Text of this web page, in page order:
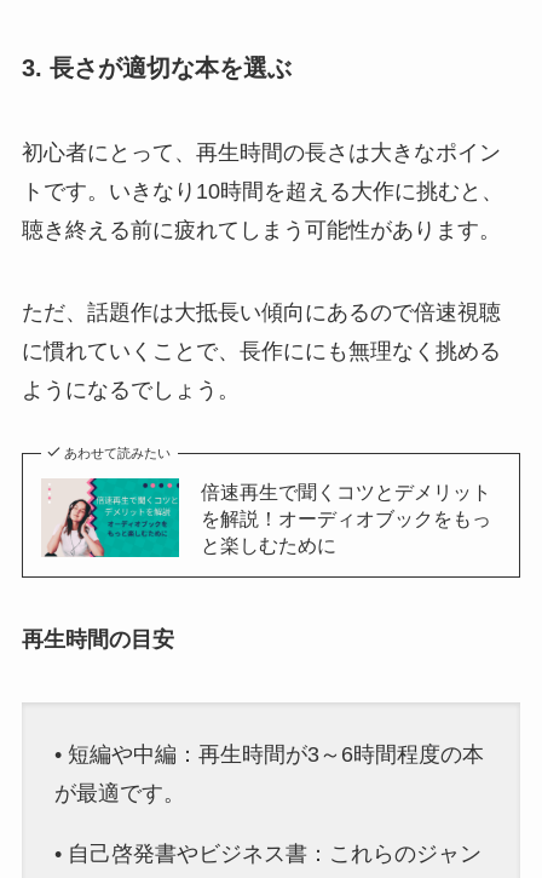
3. 長さが適切な本を選ぶ
初心者にとって、再生時間の長さは大きなポイン
トです。いきなり10時間を超える大作に挑むと、
聴き終える前に疲れてしまう可能性があります。
ただ、話題作は大抵長い傾向にあるので倍速視聴
に慣れていくことで、長作ににも無理なく挑める
ようになるでしょう。
あわせて読みたい
倍速再生で聞くコツとデメリット
を解説！オーディオブックをもっ
と楽しむために
再生時間の目安
• 短編や中編：再生時間が3～6時間程度の本
が最適です。
• 自己啓発書やビジネス書：これらのジャン